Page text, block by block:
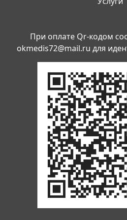
При оплате Qr-кодом
okmedis72@mail.ru для